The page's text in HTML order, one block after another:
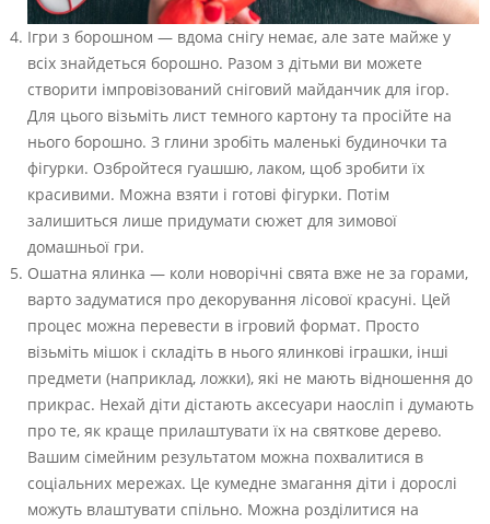
Ігри з борошном — вдома снігу немає, але зате майже у
всіх знайдеться борошно. Разом з дітьми ви можете
створити імпровізований сніговий майданчик для ігор.
Для цього візьміть лист темного картону та просійте на
нього борошно. З глини зробіть маленькі будиночки та
фігурки. Озбройтеся гуашшю, лаком, щоб зробити їх
красивими. Можна взяти і готові фігурки. Потім
залишиться лише придумати сюжет для зимової
домашньої гри.
Ошатна ялинка — коли новорічні свята вже не за горами,
варто задуматися про декорування лісової красуні. Цей
процес можна перевести в ігровий формат. Просто
візьміть мішок і складіть в нього ялинкові іграшки, інші
предмети (наприклад, ложки), які не мають відношення до
прикрас. Нехай діти дістають аксесуари наосліп і думають
про те, як краще прилаштувати їх на святкове дерево.
Вашим сімейним результатом можна похвалитися в
соціальних мережах. Це кумедне змагання діти і дорослі
можуть влаштувати спільно. Можна розділитися на